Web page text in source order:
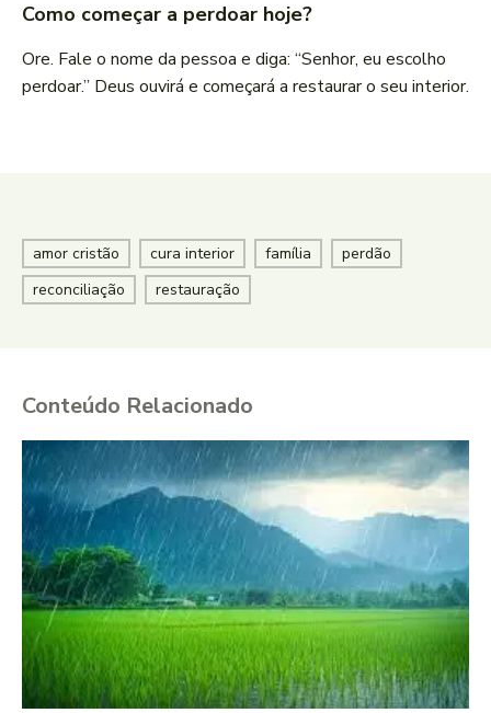
Como começar a perdoar hoje?
Ore. Fale o nome da pessoa e diga: “Senhor, eu escolho
perdoar.” Deus ouvirá e começará a restaurar o seu interior.
amor cristão cura interior família
perdão
reconciliação
restauração
Conteúdo Relacionado